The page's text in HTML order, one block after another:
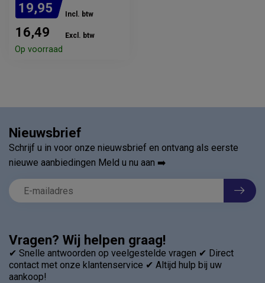
19,95 Incl. btw
16,49 Excl. btw
Op voorraad
Vragen? Wij helpen graag!
✔ Snelle antwoorden op veelgestelde vragen ✔ Direct
contact met onze klantenservice ✔ Altijd hulp bij uw
aankoop!
Nieuwsbrief
Schrijf u in voor onze nieuwsbrief en ontvang als eerste
nieuwe aanbiedingen Meld u nu aan ➡️